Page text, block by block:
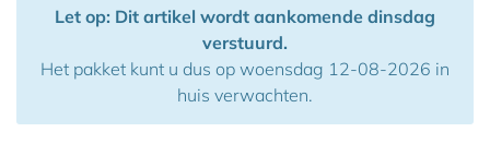
Let op: Dit artikel wordt aankomende dinsdag
verstuurd.
Het pakket kunt u dus op woensdag 12-08-2026 in
huis verwachten.